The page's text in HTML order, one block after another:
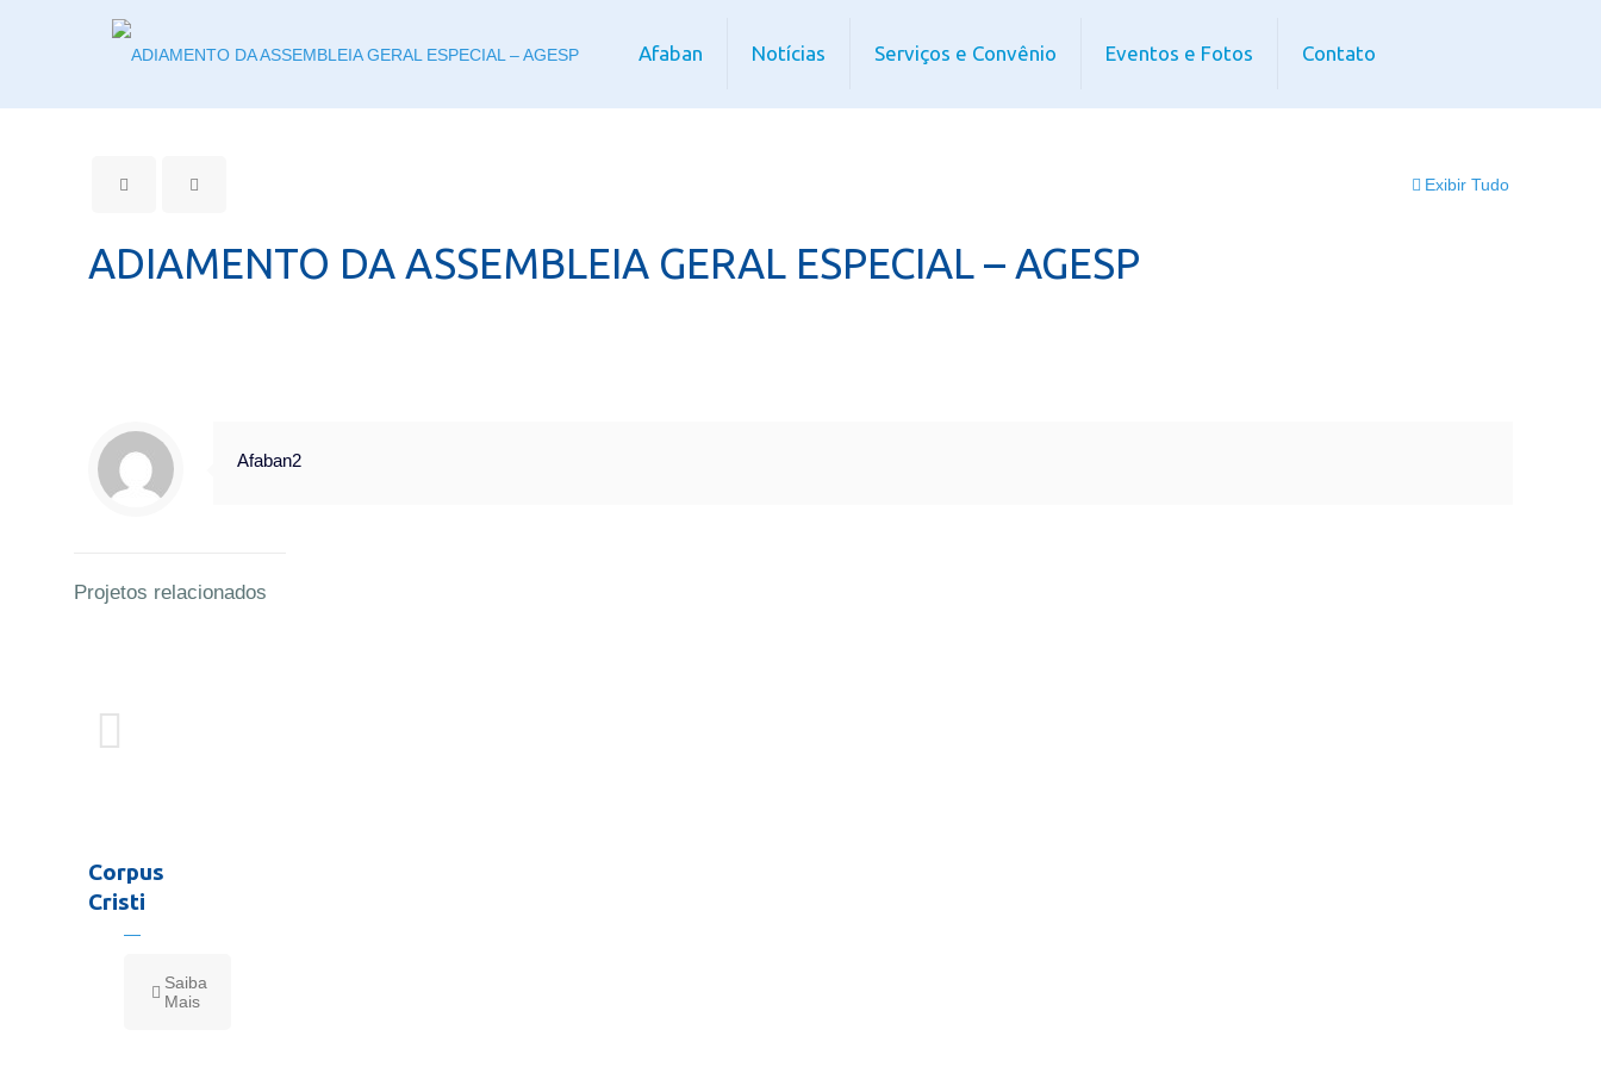
Afaban Notícias Serviços e Convênio Eventos e Fotos Contato
Exibir Tudo
ADIAMENTO DA ASSEMBLEIA GERAL ESPECIAL – AGESP
Afaban2
Projetos relacionados
Corpus
Cristi
Saiba
Mais